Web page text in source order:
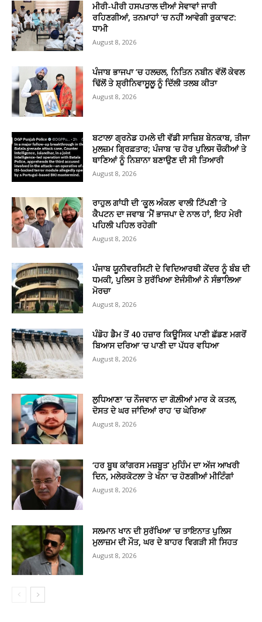
ਮੀਰੀ-ਪੀਰੀ ਹਸਪਤਾਲ ਦੀਆਂ ਸੇਵਾਵਾਂ ਜਾਰੀ
ਰਹਿਣਗੀਆਂ, ਤਨਖ਼ਾਹਾਂ ’ਚ ਨਹੀਂ ਆਵੇਗੀ ਰੁਕਾਵਟ:
ਧਾਮੀ
August 8, 2026
ਪੰਜਾਬ ਭਾਜਪਾ ’ਚ ਹਲਚਲ, ਨਿਤਿਨ ਨਬੀਨ ਵੱਲੋਂ ਕੇਵਲ
ਢਿੱਲੋਂ ਤੇ ਸ਼੍ਰੀਨਿਵਾਸੂਲੂ ਨੂੰ ਦਿੱਲੀ ਤਲਬ ਕੀਤਾ
August 8, 2026
ਬਟਾਲਾ ਗ੍ਰਨੇਡ ਹਮਲੇ ਦੀ ਵੱਡੀ ਸਾਜ਼ਿਸ਼ ਬੇਨਕਾਬ, ਤੀਜਾ
ਮੁਲਜ਼ਮ ਗ੍ਰਿਫ਼ਤਾਰ; ਪੰਜਾਬ ’ਚ ਹੋਰ ਪੁਲਿਸ ਚੌਕੀਆਂ ਤੇ
ਥਾਣਿਆਂ ਨੂੰ ਨਿਸ਼ਾਨਾ ਬਣਾਉਣ ਦੀ ਸੀ ਤਿਆਰੀ
August 8, 2026
ਰਾਹੁਲ ਗਾਂਧੀ ਦੀ ‘ਕੂਲ ਅੰਕਲ’ ਵਾਲੀ ਟਿੱਪਣੀ ’ਤੇ
ਕੈਪਟਨ ਦਾ ਜਵਾਬ ‘ਮੈਂ ਭਾਜਪਾ ਦੇ ਨਾਲ ਹਾਂ, ਇਹ ਮੇਰੀ
ਪਹਿਲੀ ਪਹਿਲ ਰਹੇਗੀ’
August 8, 2026
ਪੰਜਾਬ ਯੂਨੀਵਰਸਿਟੀ ਦੇ ਵਿਦਿਆਰਥੀ ਕੇਂਦਰ ਨੂੰ ਬੰਬ ਦੀ
ਧਮਕੀ, ਪੁਲਿਸ ਤੇ ਸੁਰੱਖਿਆ ਏਜੰਸੀਆਂ ਨੇ ਸੰਭਾਲਿਆ
ਮੋਰਚਾ
August 8, 2026
ਪੰਡੋਹ ਡੈਮ ਤੋਂ 40 ਹਜ਼ਾਰ ਕਿਊਸਿਕ ਪਾਣੀ ਛੱਡਣ ਮਗਰੋਂ
ਬਿਆਸ ਦਰਿਆ ’ਚ ਪਾਣੀ ਦਾ ਪੱਧਰ ਵਧਿਆ
August 8, 2026
ਲੁਧਿਆਣਾ ’ਚ ਨੌਜਵਾਨ ਦਾ ਗੋਲ਼ੀਆਂ ਮਾਰ ਕੇ ਕਤਲ,
ਦੋਸਤ ਦੇ ਘਰ ਜਾਂਦਿਆਂ ਰਾਹ ’ਚ ਘੇਰਿਆ
August 8, 2026
‘ਹਰ ਬੂਥ ਕਾਂਗਰਸ ਮਜ਼ਬੂਤ’ ਮੁਹਿੰਮ ਦਾ ਅੱਜ ਆਖਰੀ
ਦਿਨ, ਮਲੇਰਕੋਟਲਾ ਤੇ ਖੰਨਾ ’ਚ ਹੋਣਗੀਆਂ ਮੀਟਿੰਗਾਂ
August 8, 2026
ਸਲਮਾਨ ਖਾਨ ਦੀ ਸੁਰੱਖਿਆ ’ਚ ਤਾਇਨਾਤ ਪੁਲਿਸ
ਮੁਲਾਜ਼ਮ ਦੀ ਮੌਤ, ਘਰ ਦੇ ਬਾਹਰ ਵਿਗੜੀ ਸੀ ਸਿਹਤ
August 8, 2026